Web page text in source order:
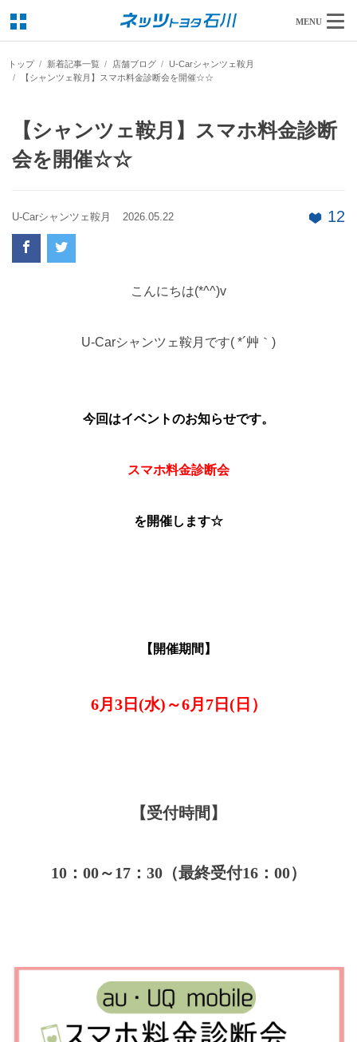
MENU
トップ 新着記事一覧 店舗ブログ
U-Carシャンツェ鞍月
【シャンツェ鞍月】スマホ料金診断会を開催☆☆
【シャンツェ鞍月】スマホ料金診断
会を開催☆☆
U-Carシャンツェ鞍月 2026.05.22 12
こんにちは(*^^)v
U-Carシャンツェ鞍月です( *´艸｀)
今回はイベントのお知らせです。
スマホ料金診断会
を開催します☆
【開催期間】
6月3日(水)～6月7日(日）
【受付時間】
10：00～17：30（最終受付16：00）